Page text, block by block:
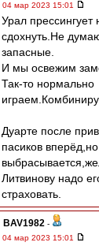
04 мар 2023 15:01
Урал
сдохнуть.Не
запасные.
И мы освежим
Так-то нормально
Дуарте после
пасиков
Литвинову надо
страховать.
BAV1982 -
04 мар 2023 15:01